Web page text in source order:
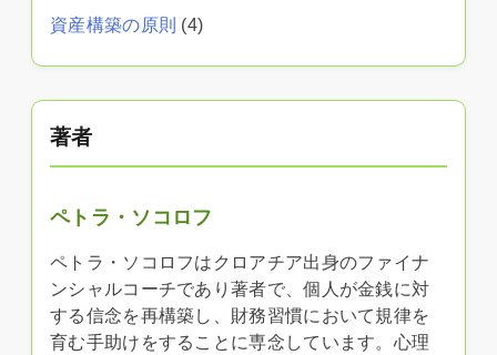
資産構築の原則 (4)
著者
ペトラ・ソコロフ
ペトラ・ソコロフはクロアチア出身のファイナ
ンシャルコーチであり著者で、個人が金銭に対
する信念を再構築し、財務習慣において規律を
育む手助けをすることに専念しています。心理